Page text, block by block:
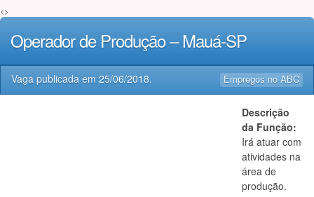
<>
Operador de Produção – Mauá-SP
Empregos no ABC
Vaga publicada em 25/06/2018.
Descrição
da Função:
Irá atuar com
atividades na
área de
produção.